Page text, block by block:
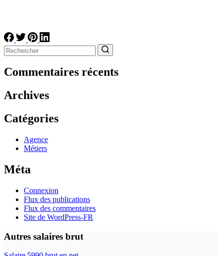
résultat
Commentaires récents
Archives
Catégories
Agence
Métiers
Méta
Connexion
Flux des publications
Flux des commentaires
Site de WordPress-FR
Autres salaires brut